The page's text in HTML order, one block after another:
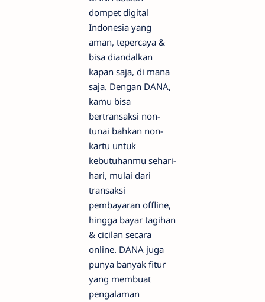
dompet digital
Indonesia yang
aman, tepercaya &
bisa diandalkan
kapan saja, di mana
saja. Dengan DANA,
kamu bisa
bertransaksi non-
tunai bahkan non-
kartu untuk
kebutuhanmu sehari-
hari, mulai dari
transaksi
pembayaran offline,
hingga bayar tagihan
& cicilan secara
online. DANA juga
punya banyak fitur
yang membuat
pengalaman